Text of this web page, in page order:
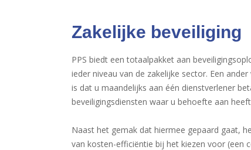
Zakelijke beveiliging
PPS biedt een totaalpakket aan
ieder niveau van de zakelijke sector. Een
is dat u maandelijks aan één dienstverlener
beveiligingsdiensten waar u behoefte aan
Naast het gemak dat hiermee gepaard gaat,
van kosten-efficiëntie bij het kiezen voor (een